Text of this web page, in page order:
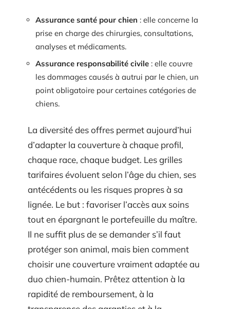
Assurance santé pour chien : elle concerne la
prise en charge des chirurgies, consultations,
analyses et médicaments.
Assurance responsabilité civile : elle couvre
les dommages causés à autrui par le chien, un
point obligatoire pour certaines catégories de
chiens.
La diversité des offres permet aujourd’hui
d’adapter la couverture à chaque profil,
chaque race, chaque budget. Les grilles
tarifaires évoluent selon l’âge du chien, ses
antécédents ou les risques propres à sa
lignée. Le but : favoriser l’accès aux soins
tout en épargnant le portefeuille du maître.
Il ne suffit plus de se demander s’il faut
protéger son animal, mais bien comment
choisir une couverture vraiment adaptée au
duo chien-humain. Prêtez attention à la
rapidité de remboursement, à la